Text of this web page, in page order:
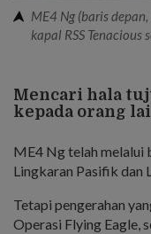
ME4 Ng (baris
kapal RSS
Mencari hala
kepada orang
ME4 Ng telah melalui
Lingkaran Pasifik dan
Tetapi pengerahan
Operasi Flying Eagle,